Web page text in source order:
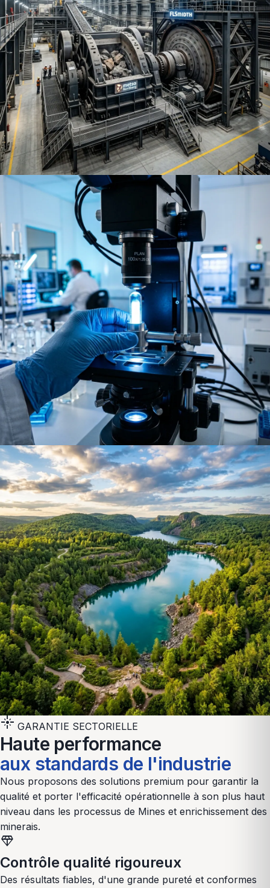
flare GARANTIE SECTORIELLE
Haute performance
aux standards de l'industrie
Nous proposons des solutions premium pour garantir la
qualité et porter l'efficacité opérationnelle à son plus haut
niveau dans les processus de Mines et enrichissement des
minerais.
diamond
Contrôle qualité rigoureux
Des résultats fiables, d'une grande pureté et conformes